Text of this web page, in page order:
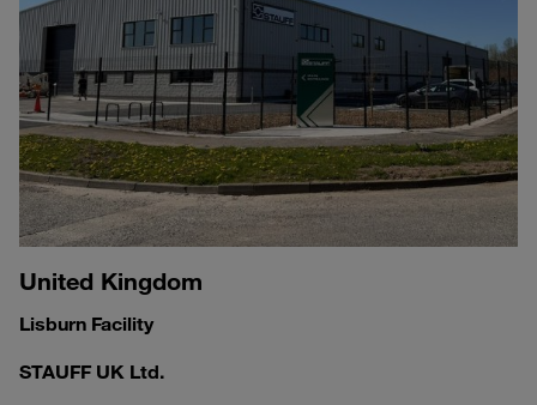
United Kingdom
Lisburn Facility
STAUFF UK Ltd.